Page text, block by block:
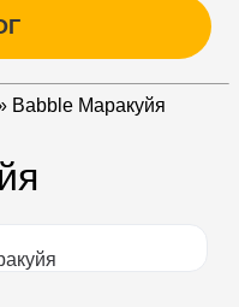
Babble Маракуйя